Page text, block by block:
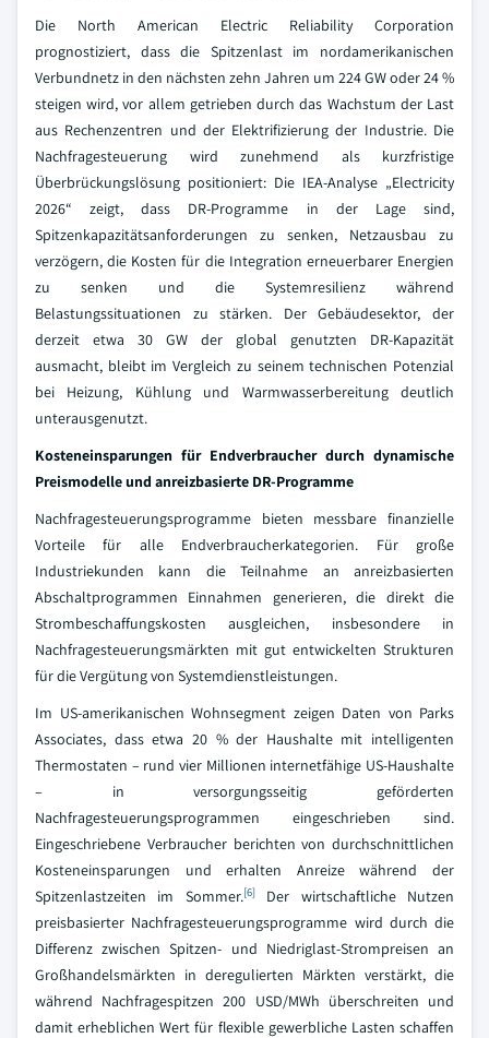
Die North American Electric Reliability Corporation
prognostiziert, dass die Spitzenlast im nordamerikanischen
Verbundnetz in den nächsten zehn Jahren um 224 GW oder 24 %
steigen wird, vor allem getrieben durch das Wachstum der Last
aus Rechenzentren und der Elektrifizierung der Industrie. Die
Nachfragesteuerung wird zunehmend als kurzfristige
Überbrückungslösung positioniert: Die IEA-Analyse „Electricity
2026“ zeigt, dass DR-Programme in der Lage sind,
Spitzenkapazitätsanforderungen zu senken, Netzausbau zu
verzögern, die Kosten für die Integration erneuerbarer Energien
zu senken und die Systemresilienz während
Belastungssituationen zu stärken. Der Gebäudesektor, der
derzeit etwa 30 GW der global genutzten DR-Kapazität
ausmacht, bleibt im Vergleich zu seinem technischen Potenzial
bei Heizung, Kühlung und Warmwasserbereitung deutlich
unterausgenutzt.
Kosteneinsparungen für Endverbraucher durch dynamische
Preismodelle und anreizbasierte DR-Programme
Nachfragesteuerungsprogramme bieten messbare finanzielle
Vorteile für alle Endverbraucherkategorien. Für große
Industriekunden kann die Teilnahme an anreizbasierten
Abschaltprogrammen Einnahmen generieren, die direkt die
Strombeschaffungskosten ausgleichen, insbesondere in
Nachfragesteuerungsmärkten mit gut entwickelten Strukturen
für die Vergütung von Systemdienstleistungen.
Im US-amerikanischen Wohnsegment zeigen Daten von Parks
Associates, dass etwa 20 % der Haushalte mit intelligenten
Thermostaten – rund vier Millionen internetfähige US-Haushalte
– in versorgungsseitig geförderten
Nachfragesteuerungsprogrammen eingeschrieben sind.
Eingeschriebene Verbraucher berichten von durchschnittlichen
Kosteneinsparungen und erhalten Anreize während der
Spitzenlastzeiten im Sommer.[6]Der wirtschaftliche Nutzen
preisbasierter Nachfragesteuerungsprogramme wird durch die
Differenz zwischen Spitzen- und Niedriglast-Strompreisen an
Großhandelsmärkten in deregulierten Märkten verstärkt, die
während Nachfragespitzen 200 USD/MWh überschreiten und
damit erheblichen Wert für flexible gewerbliche Lasten schaffen